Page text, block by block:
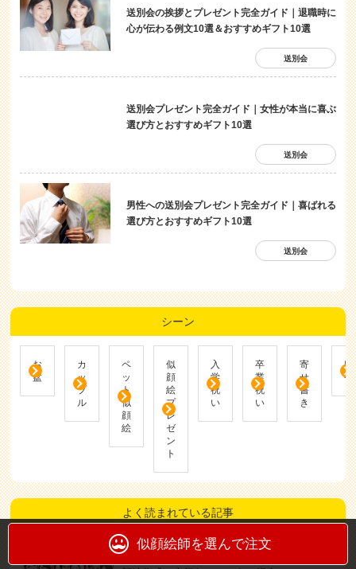
送別会の挨拶とプレゼント完全ガイド｜退職時に
心が伝わる例文10選＆おすすめギフト10選
送別会
送別会プレゼント完全ガイド｜女性が本当に喜ぶ
選び方とおすすめギフト10選
送別会
男性への送別会プレゼント完全ガイド｜喜ばれる
選び方とおすすめギフト10選
送別会
シーン
お
盆
カ
ッ
プ
ル
ペ
ッ
ト
似
顔
絵
似
顔
絵
プ
レ
ゼ
ン
ト
入
学
祝
い
卒
業
祝
い
寄
せ
書
き
帰
省
よく読まれている記事
似顔絵師を選んで注文